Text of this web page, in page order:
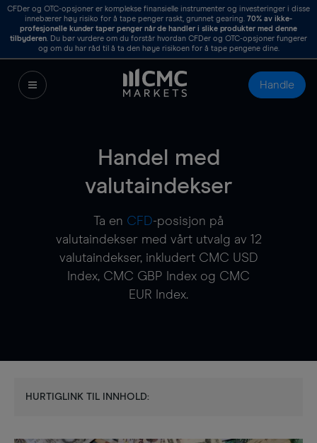
CFDer og OTC-opsjoner er komplekse finansielle instrumenter og investeringer i disse
innebærer høy risiko for å tape penger raskt, grunnet gearing.70% av ikke-
profesjonelle kunder taper penger når de handler i slike produkter med denne
tilbyderen. Du bør vurdere om du forstår hvordan CFDer og OTC-opsjoner fungerer
og om du har råd til å ta den høye risikoen for å tape pengene dine.
Handle
Handel med
valutaindekser
Ta en CFD-posisjon på
valutaindekser med vårt utvalg av 12
valutaindekser, inkludert CMC USD
Index, CMC GBP Index og CMC
EUR Index.
HURTIGLINK TIL INNHOLD: